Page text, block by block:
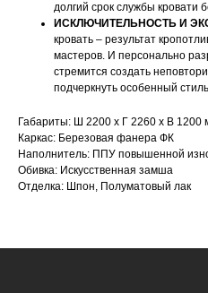
долгий срок службы кровати
ИСКЛЮЧИТЕЛЬНОСТЬ И
кровать – результат
мастеров. И персонально
стремится создать
подчеркнуть особенный
Габариты: Ш 2200 х Г 2260 х В 1200
Каркас: Березовая фанера ФК
Наполнитель: ППУ повышенной
Обивка: Искусственная замша
Отделка: Шпон, Полуматовый лак
Воспользуйтесь формой
чтобы связаться с нами
НАШИ
ОТВЕТИТЬ НА
ВОПРОСЫ
Оставьте данные для связи: